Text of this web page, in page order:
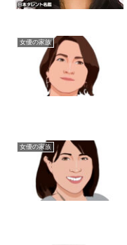
女優の家族
女優の家族